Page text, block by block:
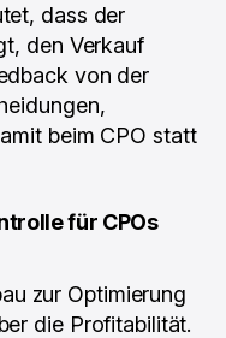
dass der
den Verkauf
von der
beim CPO statt
für CPOs
zur Optimierung
die Profitabilität.